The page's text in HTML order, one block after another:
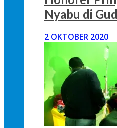
Nyabu di
2 OKTOBER 2020